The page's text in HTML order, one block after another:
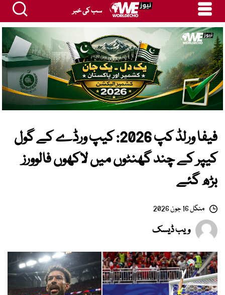
سب کی خبر
فیفا ورلڈ کپ 2026: کیپ ورڈے کے گول
کیپر کے چند گھنٹوں میں لاکھوں فالوورز
بڑھ گئے
منگل 16 جون 2026
ویب ڈیسک